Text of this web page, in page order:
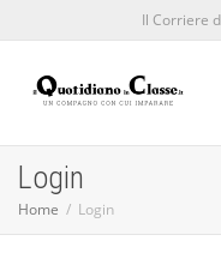
Il Corriere
Login
Home Login